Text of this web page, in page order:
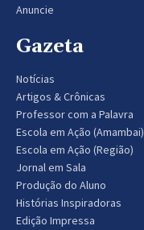
Anuncie
Gazeta
Notícias
Artigos & Crônicas
Professor com a Palavra
Escola em Ação (Amambai)
Escola em Ação (Região)
Jornal em Sala
Produção do Aluno
Histórias Inspiradoras
Edição Impressa